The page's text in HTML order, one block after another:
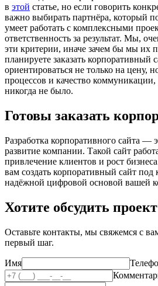
в этой статье, но если говорить
важно выбирать партнёра, который
умеет работать с комплексными
ответственность за результат. Мы,
эти критерии, иначе зачем бы мы их
планируете заказать корпоративный
ориентироваться не только на цену,
процессов и качество
никогда не было.
Готовы заказать
Разработка корпоративного сайта —
развитие компании. Такой сайт
привлечение клиентов и рост
вам создать корпоративный сайт под
надёжной цифровой основой вашей
Хотите обсудить
Оставьте контакты, мы свяжемся с
первый шаг.
Имя